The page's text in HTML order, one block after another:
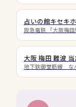
占いの館キセキ
阪急電鉄 「大阪梅
大阪 梅田 難波
地下鉄御堂筋線 な